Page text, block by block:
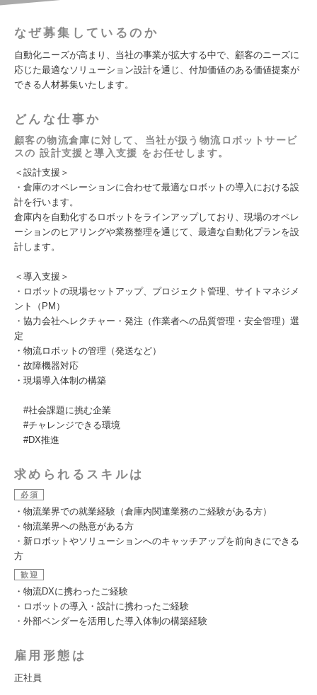
なぜ募集しているのか
自動化ニーズが高まり、当社の事業が拡大する中で、顧客のニーズに
応じた最適なソリューション設計を通じ、付加価値のある価値提案が
できる人材募集いたします。
どんな仕事か
顧客の物流倉庫に対して、当社が扱う物流ロボットサービ
スの 設計支援と導入支援 をお任せします。
＜設計支援＞
・倉庫のオペレーションに合わせて最適なロボットの導入における設
計を行います。
倉庫内を自動化するロボットをラインアップしており、現場のオペレ
ーションのヒアリングや業務整理を通じて、最適な自動化プランを設
計します。
＜導入支援＞
・ロボットの現場セットアップ、プロジェクト管理、サイトマネジメ
ント（PM）
・協力会社へレクチャー・発注（作業者への品質管理・安全管理）選
定
・物流ロボットの管理（発送など）
・故障機器対応
・現場導入体制の構築
#社会課題に挑む企業
#チャレンジできる環境
#DX推進
求められるスキルは
必須
・物流業界での就業経験（倉庫内関連業務のご経験がある方）
・物流業界への熱意がある方
・新ロボットやソリューションへのキャッチアップを前向きにできる
方
歓迎
・物流DXに携わったご経験
・ロボットの導入・設計に携わったご経験
・外部ベンダーを活用した導入体制の構築経験
雇用形態は
正社員